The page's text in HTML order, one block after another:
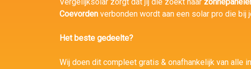
Coevorden verbonden wordt aan een solar pro die bij
Het beste gedeelte?
Wij doen dit compleet gratis & onafhankelijk van alle